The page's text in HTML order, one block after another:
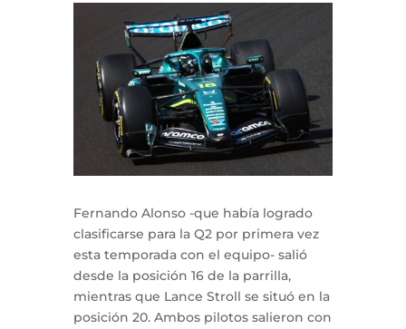
Fernando Alonso -que había logrado
clasificarse para la Q2 por primera vez
esta temporada con el equipo- salió
desde la posición 16 de la parrilla,
mientras que Lance Stroll se situó en la
posición 20. Ambos pilotos salieron con